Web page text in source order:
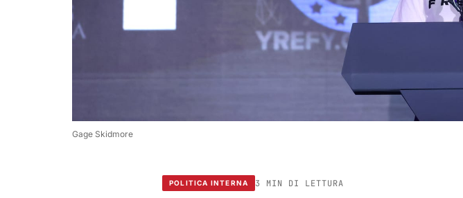
Gage Skidmore
POLITICA INTERNA 3 MIN DI LETTURA